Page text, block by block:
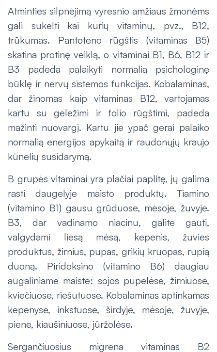
Atminties silpnėjimą vyresnio amžiaus žmonėms
gali sukelti kai kurių vitaminų, pvz., B12,
trūkumas. Pantoteno rūgštis (vitaminas B5)
skatina protinę veiklą, o vitaminai B1, B6, B12 ir
B3 padeda palaikyti normalią psichologinę
būklę ir nervų sistemos funkcijas. Kobalaminas,
dar žinomas kaip vitaminas B12, vartojamas
kartu su geležimi ir folio rūgštimi, padeda
mažinti nuovargį. Kartu jie ypač gerai palaiko
normalią energijos apykaitą ir raudonųjų kraujo
kūnelių susidarymą.
B grupės vitaminai yra plačiai paplitę, jų galima
rasti daugelyje maisto produktų. Tiamino
(vitamino B1) gausu grūduose, mėsoje, žuvyje.
B3, dar vadinamo niacinu, galite gauti,
valgydami liesą mėsą, kepenis, žuvies
produktus, žirnius, pupas, grikių kruopas, rupią
duoną. Piridoksino (vitamino B6) daugiau
augaliniame maiste: sojos pupelėse, žirniuose,
kviečiuose, riešutuose. Kobalaminas aptinkamas
kepenyse, inkstuose, širdyje, mėsoje, žuvyje,
piene, kiaušiniuose, jūržolėse.
Sergančiuosius migrena vitaminas B2